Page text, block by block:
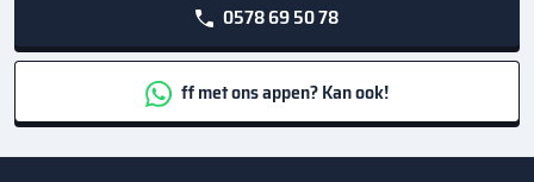
0578 69 50 78
ff met ons appen? Kan ook!